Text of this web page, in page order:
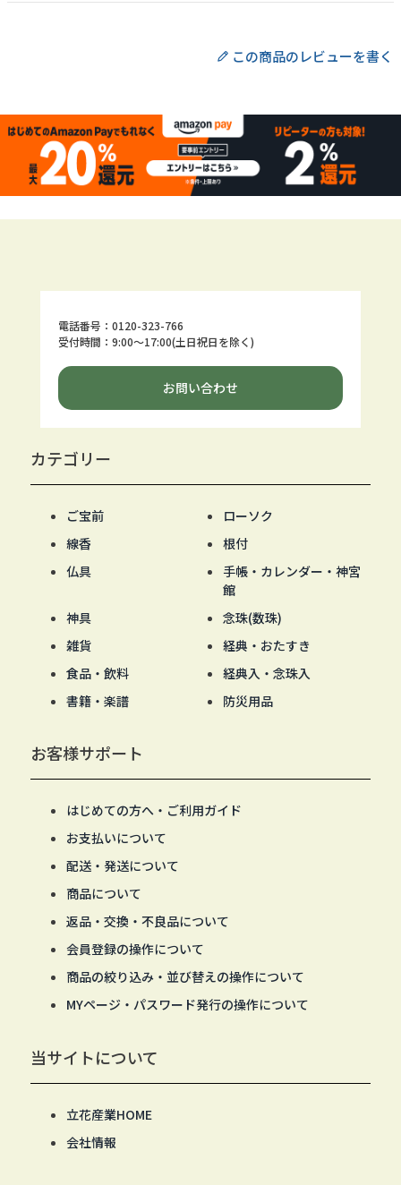
電話番号：0120-323-766
受付時間：9:00～17:00(土日祝日を除く)
お問い合わせ
カテゴリー
ご宝前
ローソク
線香
根付
仏具
手帳・カレンダー・神宮
館
神具
念珠(数珠)
雑貨
経典・おたすき
食品・飲料
経典入・念珠入
書籍・楽譜
防災用品
お客様サポート
はじめての方へ・ご利用ガイド
お支払いについて
配送・発送について
商品について
返品・交換・不良品について
会員登録の操作について
商品の絞り込み・並び替えの操作について
MYページ・パスワード発行の操作について
当サイトについて
立花産業HOME
会社情報